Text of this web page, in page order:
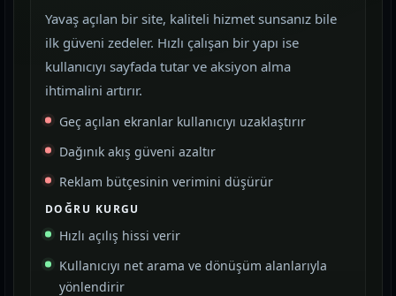
Yavaş açılan bir site, kaliteli hizmet sunsanız bile
ilk güveni zedeler. Hızlı çalışan bir yapı ise
kullanıcıyı sayfada tutar ve aksiyon alma
ihtimalini artırır.
Geç açılan ekranlar kullanıcıyı uzaklaştırır
Dağınık akış güveni azaltır
Reklam bütçesinin verimini düşürür
DOĞRU KURGU
Hızlı açılış hissi verir
Kullanıcıyı net arama ve dönüşüm alanlarıyla
yönlendirir